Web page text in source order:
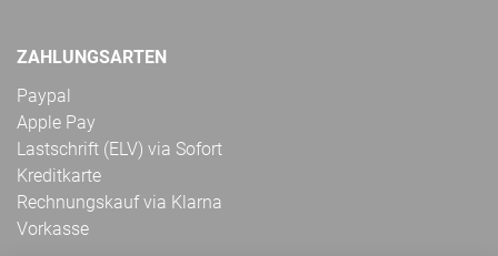
ZAHLUNGSARTEN
Paypal
Apple Pay
Lastschrift (ELV) via Sofort
Kreditkarte
Rechnungskauf via Klarna
Vorkasse